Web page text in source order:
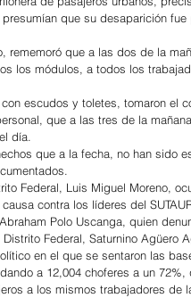
que su desaparición fue
rememoró que a las dos de la
los módulos, a todos los
escudos y toletes, tomaron el
que a las tres de la
día.
que a la fecha, no han sido
Federal, Luis Miguel Moreno,
contra los líderes del
Polo Uscanga, quien
Federal, Saturnino Agüero
en el que se sentaron las
a 12,004 choferes a un 72%,
a los mismos trabajadores de